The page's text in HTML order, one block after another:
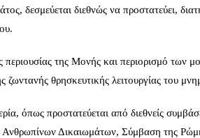
δεσμεύεται διεθνώς να προστατεύει,
της Μονής και περιορισμό των
ζωντανής θρησκευτικής λειτουργίας του
όπως προστατεύεται από διεθνείς
Δικαιωμάτων, Σύμβαση της